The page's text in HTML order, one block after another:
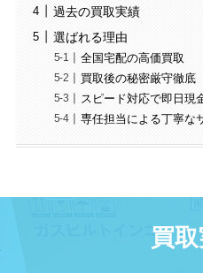
過去の買取実績
選ばれる理由
全国宅配の高価買取
買取後の秘密厳守徹底
スピード対応で即日現
専任担当による丁寧な
買